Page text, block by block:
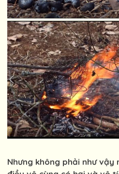
Nhưng không phải như vậy